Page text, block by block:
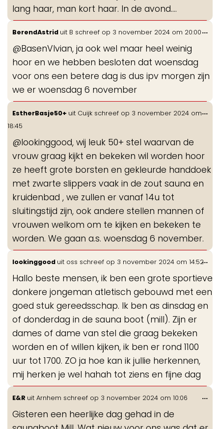
lang haar, man kort haar. In de avond....
BerendAstrid uit B schreef op 3 november 2024 om 20:00
@BasenVIvian, ja ook wel maar heel weinig
hoor en we hebben besloten dat woensdag
voor ons een betere dag is dus ipv morgen zijn
we er woensdag 6 november
...
EstherBasje50+ uit Cuijk schreef op 3 november 2024 om
18:45
@lookinggood, wij leuk 50+ stel waarvan de
vrouw graag kijkt en bekeken wil worden hoor
ze heeft grote borsten en gekleurde handdoek
met zwarte slippers vaak in de zout sauna en
kruidenbad , we zullen er vanaf 14u tot
sluitingstijd zijn, ook andere stellen mannen of
vrouwen welkom om te kijken en bekeken te
worden. We gaan a.s. woensdag 6 november.
...
lookinggood uit oss schreef op 3 november 2024 om 14:52
Hallo beste mensen, ik ben een grote sportieve
donkere jongeman atletisch gebouwd met een
goed stuk gereedsschap. Ik ben as dinsdag en
of donderdag in de sauna boot (mill). Zijn er
dames of dame van stel die graag bekeken
worden en of willen kijken, ik ben er rond 1100
uur tot 1700. ZO ja hoe kan ik jullie herkennen,
mij herken je wel hahah tot ziens en fijne dag
...
E&R uit Arnhem schreef op 3 november 2024 om 10:06
Gisteren een heerlijke dag gehad in de
...